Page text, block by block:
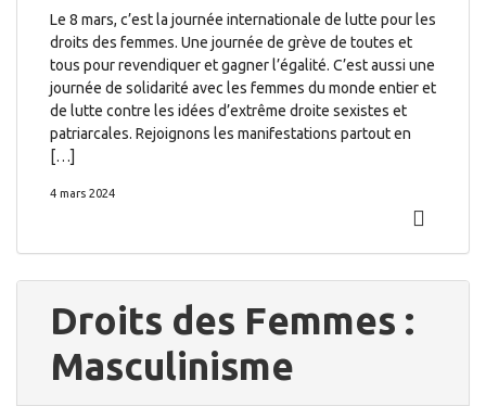
Le 8 mars, c’est la journée internationale de lutte pour les
droits des femmes. Une journée de grève de toutes et
tous pour revendiquer et gagner l’égalité. C’est aussi une
journée de solidarité avec les femmes du monde entier et
de lutte contre les idées d’extrême droite sexistes et
patriarcales. Rejoignons les manifestations partout en
[…]
4 mars 2024
Droits des Femmes :
Masculinisme